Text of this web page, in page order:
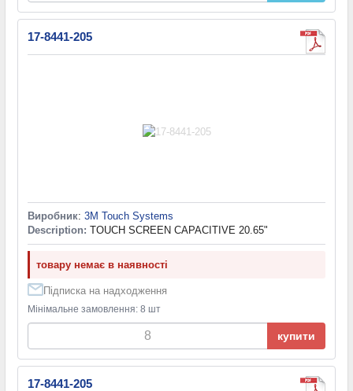
17-8441-205
Виробник: 3M Touch Systems
Description: TOUCH SCREEN CAPACITIVE 20.65"
товару немає в наявності
Підписка на надходження
Мінімальне замовлення: 8 шт
купити
17-8441-205